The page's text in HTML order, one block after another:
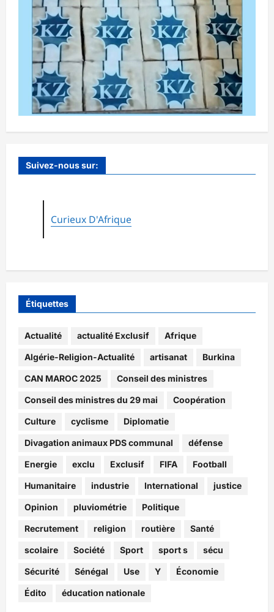
Suivez-nous sur:
Curieux D'Afrique
Étiquettes
Actualité actualité Exclusif Afrique
Algérie-Religion-Actualité artisanat Burkina
CAN MAROC 2025 Conseil des ministres
Conseil des ministres du 29 mai Coopération
Culture cyclisme Diplomatie
Divagation animaux PDS communal défense
Energie exclu Exclusif FIFA Football
Humanitaire industrie International justice
Opinion pluviométrie Politique
Recrutement religion routière Santé
scolaire Société Sport sport s sécu
Sécurité Sénégal Use Y Économie
Édito éducation nationale